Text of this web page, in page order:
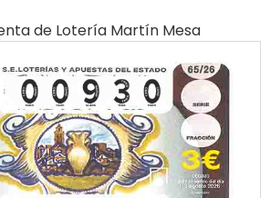
de Lotería Martín Mesa